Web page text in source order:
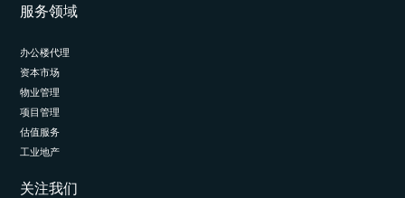
服务领域
办公楼代理
资本市场
物业管理
项目管理
估值服务
工业地产
关注我们